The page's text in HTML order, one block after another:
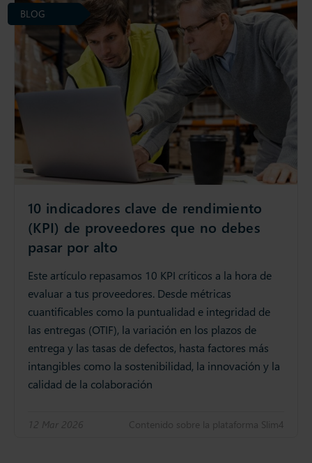
10 indicadores clave de rendimiento
(KPI) de proveedores que no debes
pasar por alto
Este artículo repasamos 10 KPI críticos a la hora de
evaluar a tus proveedores. Desde métricas
cuantificables como la puntualidad e integridad de
las entregas (OTIF), la variación en los plazos de
entrega y las tasas de defectos, hasta factores más
intangibles como la sostenibilidad, la innovación y la
calidad de la colaboración
12 Mar 2026 Contenido sobre la plataforma Slim4
BLOG